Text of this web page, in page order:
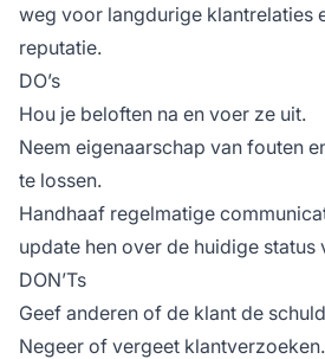
weg voor langdurige klantrelaties
reputatie.
DO’s
Hou je beloften na en voer ze uit.
Neem eigenaarschap van fouten
te lossen.
Handhaaf regelmatige
update hen over de huidige status
DON’Ts
Geef anderen of de klant de
Negeer of vergeet klantverzoeken.